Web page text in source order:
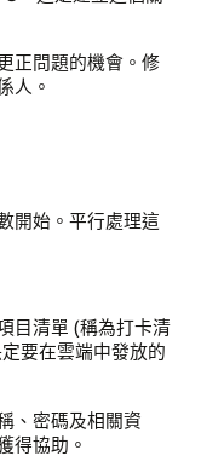
正問題的機會。修
人。
開始。平行處理這
目清單 (稱為打卡清
要在雲端中發放的
、密碼及相關資
得協助。